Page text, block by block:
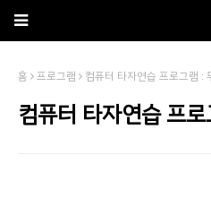
홈 프로그램 컴퓨터 타자연습 프로그램 :
컴퓨터 타자연습 프